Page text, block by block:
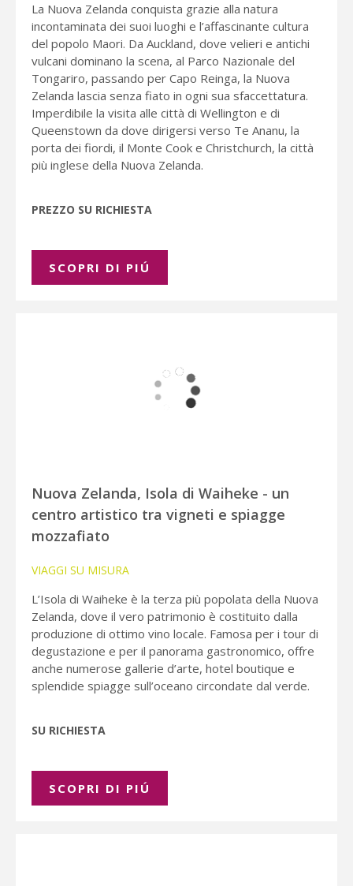
La Nuova Zelanda conquista grazie alla natura
incontaminata dei suoi luoghi e l’affascinante cultura
del popolo Maori. Da Auckland, dove velieri e antichi
vulcani dominano la scena, al Parco Nazionale del
Tongariro, passando per Capo Reinga, la Nuova
Zelanda lascia senza fiato in ogni sua sfaccettatura.
Imperdibile la visita alle città di Wellington e di
Queenstown da dove dirigersi verso Te Ananu, la
porta dei fiordi, il Monte Cook e Christchurch, la città
più inglese della Nuova Zelanda.
PREZZO SU RICHIESTA
SCOPRI DI PIÚ
Nuova Zelanda, Isola di Waiheke - un
centro artistico tra vigneti e spiagge
mozzafiato
VIAGGI SU MISURA
L’Isola di Waiheke è la terza più popolata della Nuova
Zelanda, dove il vero patrimonio è costituito dalla
produzione di ottimo vino locale. Famosa per i tour di
degustazione e per il panorama gastronomico, offre
anche numerose gallerie d’arte, hotel boutique e
splendide spiagge sull’oceano circondate dal verde.
SU RICHIESTA
SCOPRI DI PIÚ